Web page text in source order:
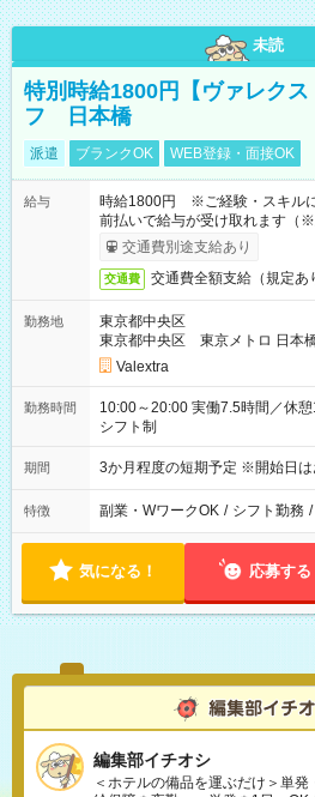
未読
特別時給1800円【ヴァレク
フ 日本橋
派遣 ブランクOK WEB登録・面接OK
給与
時給1800円 ※ご経験・スキル
前払いで給与が受け取れます（※
交通費別途支給あり
交通費 交通費全額支給（規定あ
勤務地
東京都中央区
東京都中央区 東京メトロ 日本
Valextra
勤務時間
10:00～20:00 実働7.5時間／休憩1.5時間 営業時間に合わせた
シフト制
期間 3か月程度の短期予定 ※開始日は
特徴 副業・WワークOK / シフト勤務 /
気になる！ 応募する
編集部イチオシ
＜ホテルの備品を運ぶだけ＞単発